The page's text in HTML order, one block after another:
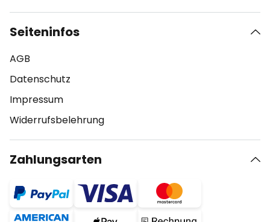
Seiteninfos
AGB
Datenschutz
Impressum
Widerrufsbelehrung
Zahlungsarten